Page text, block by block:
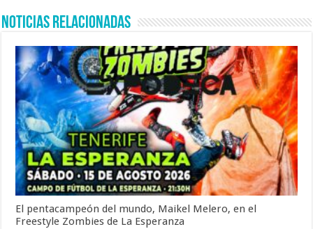
Noticias Relacionadas
El pentacampeón del mundo, Maikel Melero, en el
Freestyle Zombies de La Esperanza